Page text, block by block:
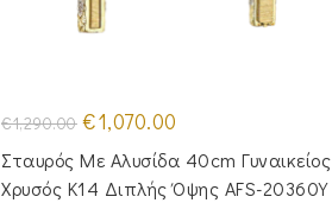
€1,290.00 Original
price
was:
€1,290.00.
€1,070.00
τιμή
είναι:
€1,070.00.
Σταυρός Με Αλυσίδα 40cm Γυναικείος
Χρυσός Κ14 Διπλής Όψης AFS-20360Y